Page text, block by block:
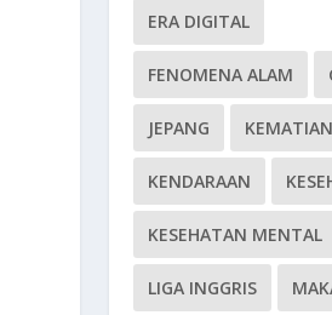
ERA DIGITAL
FENOMENA ALAM
JEPANG KEMATIAN
KENDARAAN
KESEHATAN MENTAL
LIGA INGGRIS